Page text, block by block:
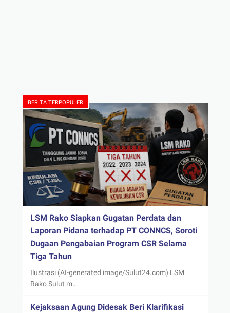
BERITA TERPOPULER
LSM Rako Siapkan Gugatan Perdata dan
Laporan Pidana terhadap PT CONNCS, Soroti
Dugaan Pengabaian Program CSR Selama
Tiga Tahun
Ilustrasi (AI-generated image/Sulut24.com) LSM
Rako Sulut m…
Kejaksaan Agung Didesak Beri Klarifikasi